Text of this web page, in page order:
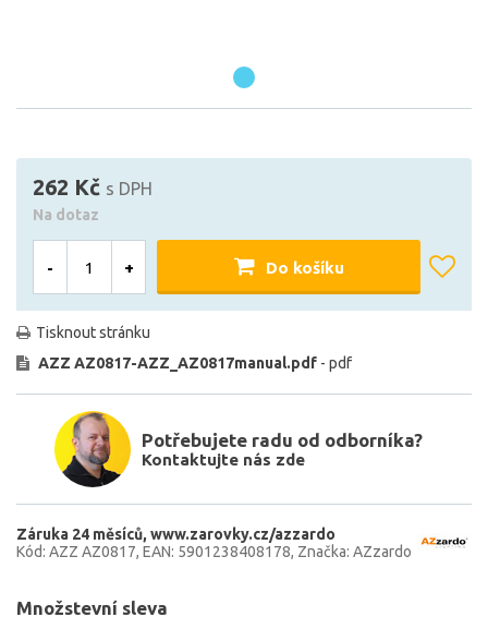
262 Kč s DPH
Na dotaz
- + Do košíku
Tisknout stránku
AZZ AZ0817-AZZ_AZ0817manual.pdf - pdf
Potřebujete radu od odborníka?
Kontaktujte nás zde
Záruka 24 měsíců www.zarovky.cz/azzardo
Kód: AZZ AZ0817 EAN: 5901238408178 Značka: AZzardo
Množstevní sleva